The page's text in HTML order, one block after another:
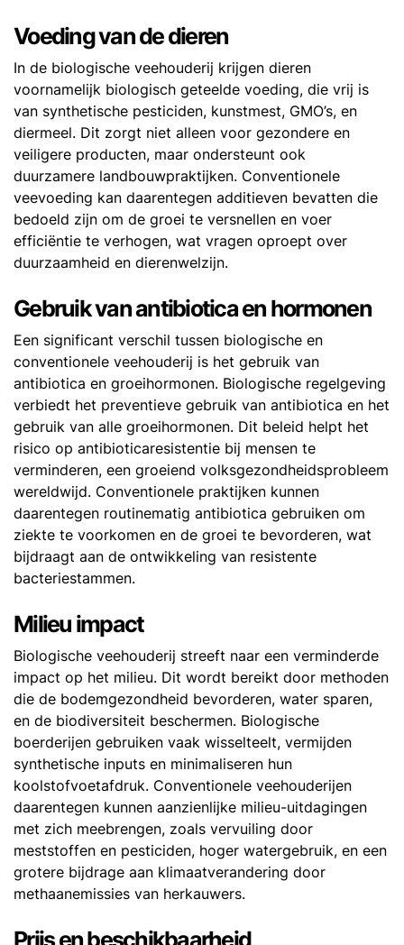
Voeding van de dieren
In de biologische veehouderij krijgen dieren
voornamelijk biologisch geteelde voeding, die vrij is
van synthetische pesticiden, kunstmest, GMO’s, en
diermeel. Dit zorgt niet alleen voor gezondere en
veiligere producten, maar ondersteunt ook
duurzamere landbouwpraktijken. Conventionele
veevoeding kan daarentegen additieven bevatten die
bedoeld zijn om de groei te versnellen en voer
efficiëntie te verhogen, wat vragen oproept over
duurzaamheid en dierenwelzijn.
Gebruik van antibiotica en hormonen
Een significant verschil tussen biologische en
conventionele veehouderij is het gebruik van
antibiotica en groeihormonen. Biologische regelgeving
verbiedt het preventieve gebruik van antibiotica en het
gebruik van alle groeihormonen. Dit beleid helpt het
risico op antibioticaresistentie bij mensen te
verminderen, een groeiend volksgezondheidsprobleem
wereldwijd. Conventionele praktijken kunnen
daarentegen routinematig antibiotica gebruiken om
ziekte te voorkomen en de groei te bevorderen, wat
bijdraagt aan de ontwikkeling van resistente
bacteriestammen.
Milieu impact
Biologische veehouderij streeft naar een verminderde
impact op het milieu. Dit wordt bereikt door methoden
die de bodemgezondheid bevorderen, water sparen,
en de biodiversiteit beschermen. Biologische
boerderijen gebruiken vaak wisselteelt, vermijden
synthetische inputs en minimaliseren hun
koolstofvoetafdruk. Conventionele veehouderijen
daarentegen kunnen aanzienlijke milieu-uitdagingen
met zich meebrengen, zoals vervuiling door
meststoffen en pesticiden, hoger watergebruik, en een
grotere bijdrage aan klimaatverandering door
methaanemissies van herkauwers.
Prijs en beschikbaarheid